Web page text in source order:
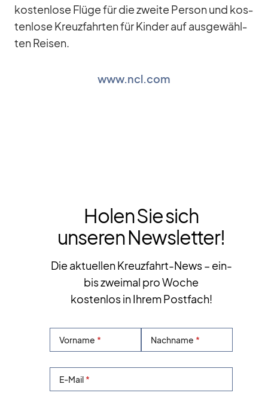
kos­ten­lose Flüge für die zweite Per­son und kos­
ten­lose Kreuz­fahr­ten für Kin­der auf aus­ge­wähl­
ten Rei­sen.
www.ncl.com
Holen Sie sich
unseren Newsletter!
Die aktuellen Kreuzfahrt-News – ein-
bis zweimal pro Woche
kostenlos in Ihrem Postfach!
Vorname Nachname
E-Mail